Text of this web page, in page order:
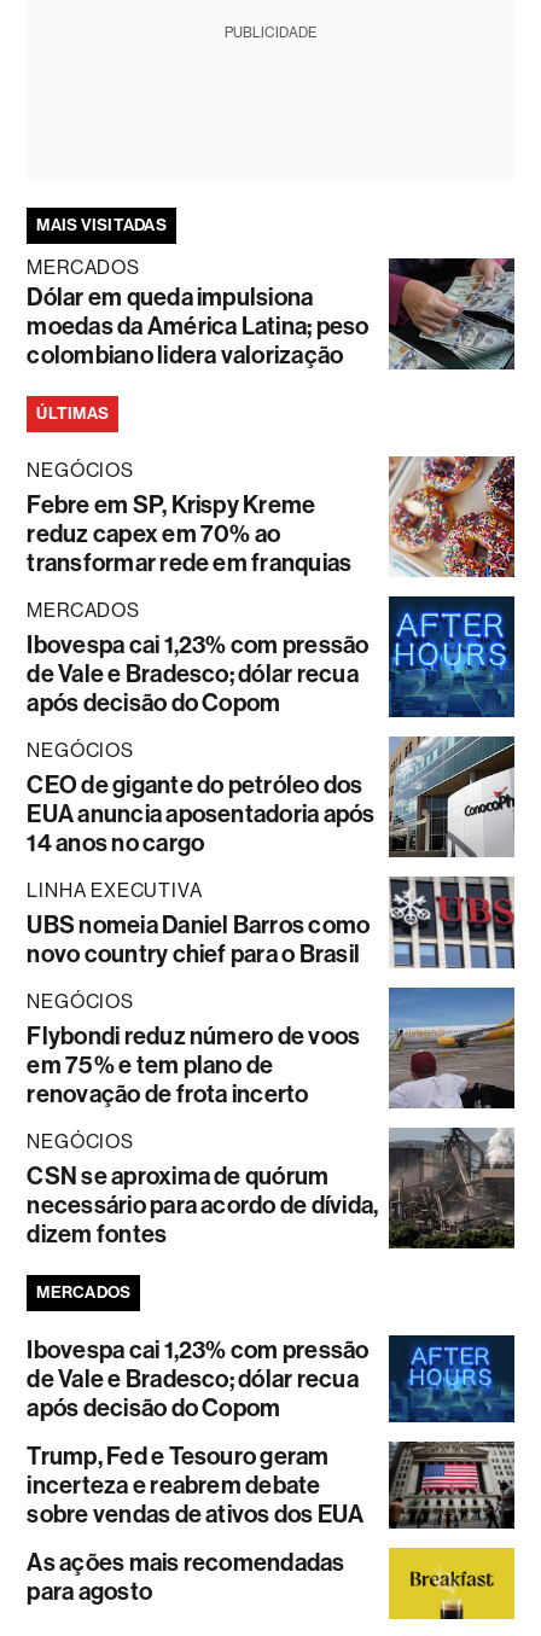
PUBLICIDADE
MAIS VISITADAS
MERCADOS
Dólar em queda impulsiona
moedas da América Latina; peso
colombiano lidera valorização
ÚLTIMAS
NEGÓCIOS
Febre em SP, Krispy Kreme
reduz capex em 70% ao
transformar rede em franquias
MERCADOS
Ibovespa cai 1,23% com pressão
de Vale e Bradesco; dólar recua
após decisão do Copom
NEGÓCIOS
CEO de gigante do petróleo dos
EUA anuncia aposentadoria após
14 anos no cargo
LINHA EXECUTIVA
UBS nomeia Daniel Barros como
novo country chief para o Brasil
NEGÓCIOS
Flybondi reduz número de voos
em 75% e tem plano de
renovação de frota incerto
NEGÓCIOS
CSN se aproxima de quórum
necessário para acordo de dívida,
dizem fontes
MERCADOS
Ibovespa cai 1,23% com pressão
de Vale e Bradesco; dólar recua
após decisão do Copom
Trump, Fed e Tesouro geram
incerteza e reabrem debate
sobre vendas de ativos dos EUA
As ações mais recomendadas
para agosto